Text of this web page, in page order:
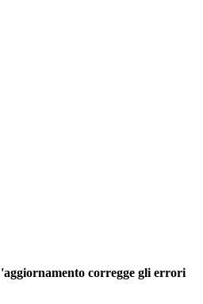
corregge gli errori